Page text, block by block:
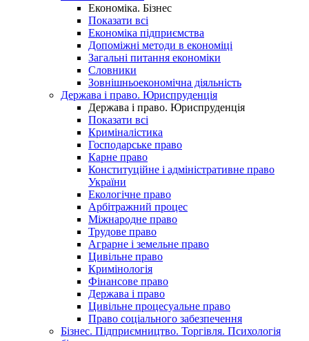
Економіка. Бізнес
Показати всі
Економіка підприємства
Допоміжні методи в економіці
Загальні питання економіки
Словники
Зовнішньоекономічна діяльність
Держава і право. Юриспруденція
Держава і право. Юриспруденція
Показати всі
Криміналістика
Господарське право
Карне право
Конституційне і адміністративне право
України
Екологічне право
Арбітражний процес
Міжнародне право
Трудове право
Аграрне і земельне право
Цивільне право
Кримінологія
Фінансове право
Держава і право
Цивільне процесуальне право
Право соціального забезпечення
Бізнес. Підприємництво. Торгівля. Психологія